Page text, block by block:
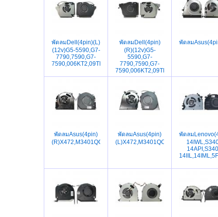
พัดลมDell(4pin)(L)
(12v)G5-5590,G7-
7790,7590,G7-
7590,006KT2,09THTN,DFSCK221051821,DFSCK221151811,
พัดลมDell(4pin)
(R)(12v)G5-
5590,G7-
7790,7590,G7-
พัดลม
พัดลมAsus(4pin)
พัดลมAsus(4pin)
พัดลม